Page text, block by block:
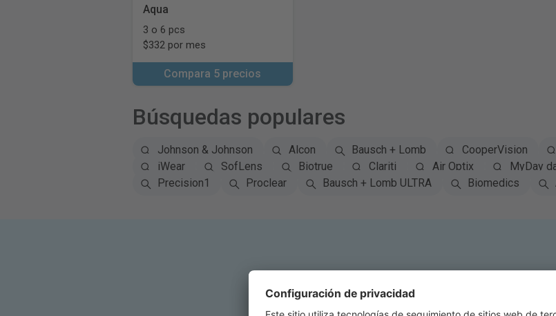
Aqua
3 o 6 pcs
$332 por mes
Compara 5 precios
Búsquedas populares
Johnson & Johnson Alcon Bausch + Lomb CooperVision
iWear
SofLens Biotrue Clariti Air Optix MyDay
Precision1
Proclear Bausch + Lomb ULTRA Biomedics
Suscríbete al